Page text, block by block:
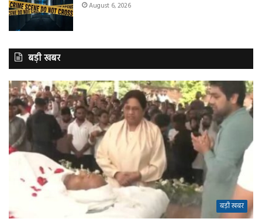
August 6, 2026
बड़ी खबर
बड़ी खबर